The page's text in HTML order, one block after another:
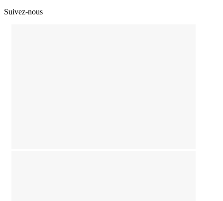
Suivez-nous